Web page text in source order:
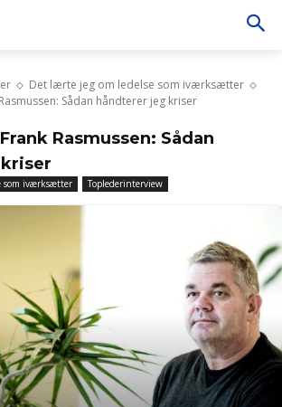
Det lærte jeg om ledelse som iværksætter
Sådan håndterer jeg kriser
Rasmussen: Sådan
som iværksætter Toplederinterview